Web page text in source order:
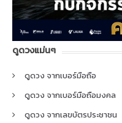
ดูดวงแม่นๆ
ดูดวง จากเบอร์มือถือ
ดูดวง จากเบอร์มือถือมงคล
ดูดวง จากเลขบัตรประชาชน